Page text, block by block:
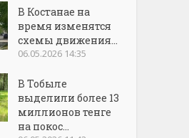
В Костанае на
время изменятся
схемы движения...
06.05.2026 14:35
В Тобыле
выделили более 13
миллионов тенге
на покос...